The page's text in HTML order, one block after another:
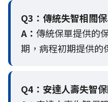
Q3： 傳統失智相關
A： 傳統保單提供的
期，病程初期提供的
Q4： 安達人壽失智